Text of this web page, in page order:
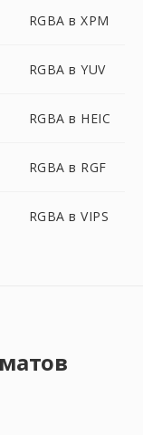
RGBA в XPM
RGBA в YUV
RGBA в HEIC
RGBA в RGF
RGBA в VIPS